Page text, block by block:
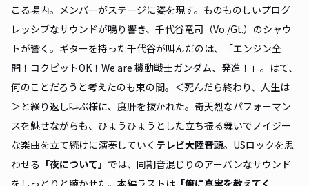
こる場内。メンバーがステージに姿を現す。ものものしいプログ
レッシブなサウンドが鳴り響き、千代谷竜司（Vo./Gt.）のシャウ
トが響く。ギターを持った千代谷が叫んだのは、「エンジン全
開！コクピットOK！We are 機動戦士ガンダム、発進！」。はて、
何のことだろうと考えたのも束の間。＜死んだら終わり、人生は
＞と繰り返し叫ぶ様に、度肝を抜かれた。奇天烈なパフォーマン
スを魅せながらも、ひょうひょうとした立ち振る舞いでノイジー
な楽曲を立て続けに演奏していく テレビ大陸音頭。USロックを思
わせる 「夜について」 では、同期音混じりのアーバンなサウンド